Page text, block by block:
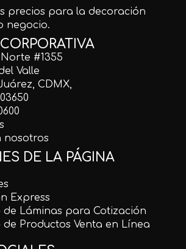
precios para la decoración
negocio.
#1355
Valle
CDMX,
nosotros
DE LA PÁGINA
Express
de Láminas para Cotización
de Productos Venta en Línea